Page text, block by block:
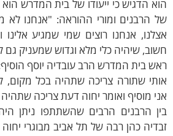
הדגיש כי ייעודו של בית המדרש הוא
הרבנים ומורי ההוראה: "אנחנו לא
אנחנו רוצים שמי שמגיע אלינו
שיהיה כלי מלא וגדוש שמעניק גם
בית המדרש הרב עובדיה יוסף הוסיף:
שתורה צריכה שתהיה בכל מקום,
מוסיף ואומר יחוה דעת צריכה שתהיה
הרבנים הרבים שהשתתפו ניתן היה
כהן רבה של תל אביב מבוגרי יחוה